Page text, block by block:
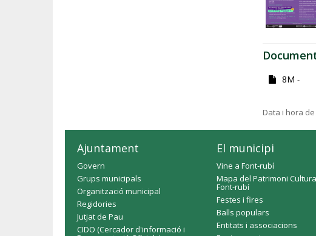
8M-
Data i hora
Ajuntament
Govern
Grups municipals
Organització municipal
Regidories
Jutjat de Pau
CIDO (Cercador d'informació i
El municipi
Vine a Font-rubí
Mapa del Patrimoni
Font-rubí
Festes i fires
Balls populars
Entitats i associacions